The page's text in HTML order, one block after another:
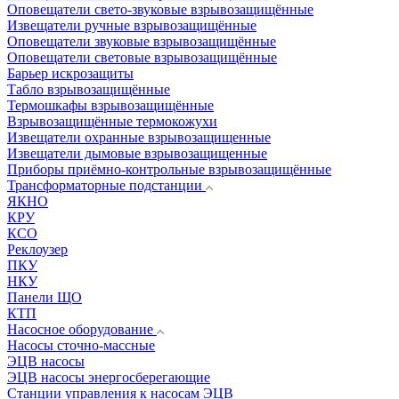
Оповещатели свето-звуковые взрывозащищённые
Извещатели ручные взрывозащищённые
Оповещатели звуковые взрывозащищённые
Оповещатели световые взрывозащищённые
Барьер искрозащиты
Табло взрывозащищённые
Термошкафы взрывозащищённые
Взрывозащищённые термокожухи
Извещатели охранные взрывозащищенные
Извещатели дымовые взрывозащищенные
Приборы приёмно-контрольные взрывозащищённые
Трансформаторные подстанции
ЯКНО
КРУ
КСО
Реклоузер
ПКУ
НКУ
Панели ЩО
КТП
Насосное оборудование
Насосы сточно-массные
ЭЦВ насосы
ЭЦВ насосы энергосберегающие
Станции управления к насосам ЭЦВ